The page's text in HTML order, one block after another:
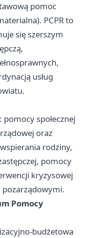
pomoc
PCPR to
się szerszym
usług
pomocy społecznej
oraz
rodziny,
pomocy
kryzysowej
pozarządowymi.
Pomocy
budżetowa